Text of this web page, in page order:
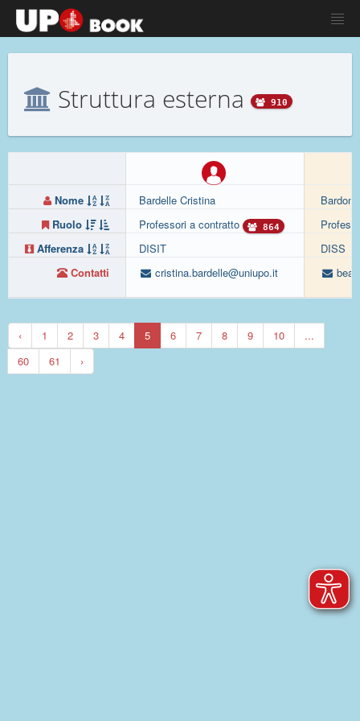
Struttura esterna 910
Nome
Ruolo
Afferenza
Contatti
Bardelle Cristina
Professori a contratto
864
DISIT
cristina.bardelle@uniupo.it
DISS
‹ 1 2 3 4 5 6 7 8 9 10
...
60
61 ›